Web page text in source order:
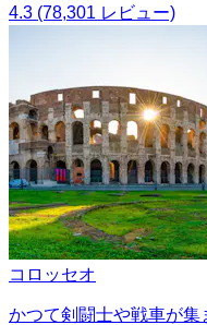
4.3 (78,301 レビュー)
コロッセオ
かつて剣闘士や戦車が集